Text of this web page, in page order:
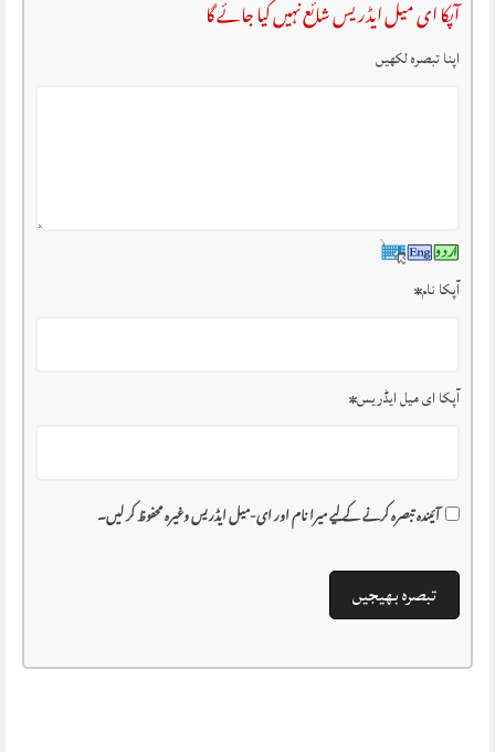
آپکا ای میل ایڈریس شائع نہیں کیا جائے گا
اپنا تبصرہ لکھیں
آپکا نام*
آپکا ای میل ایڈریس*
آئیندہ تبصرہ کرنے کے لیے میرا نام اور ای-میل ایڈریس وغیرہ محفوظ کر لیں۔